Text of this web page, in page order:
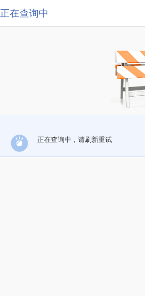
正在查询中
正在查询中，请刷新重试